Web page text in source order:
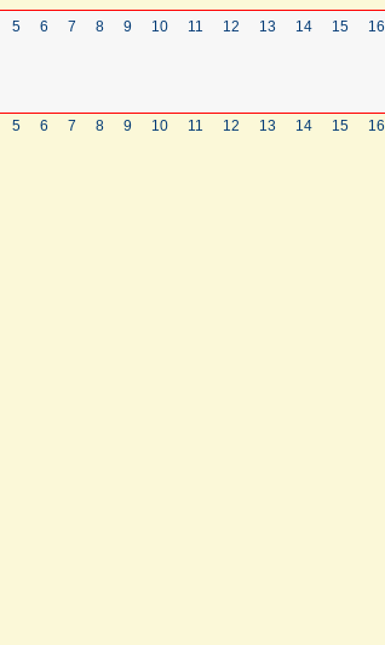
5 6 7 8 9 10 11 12 13 14 15 16
5 6 7 8 9 10 11 12 13 14 15 16